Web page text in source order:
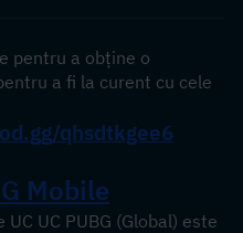
pentru a obține o
a fi la curent cu cele
qhsdtkgee6
Mobile
UC PUBG (Global) este